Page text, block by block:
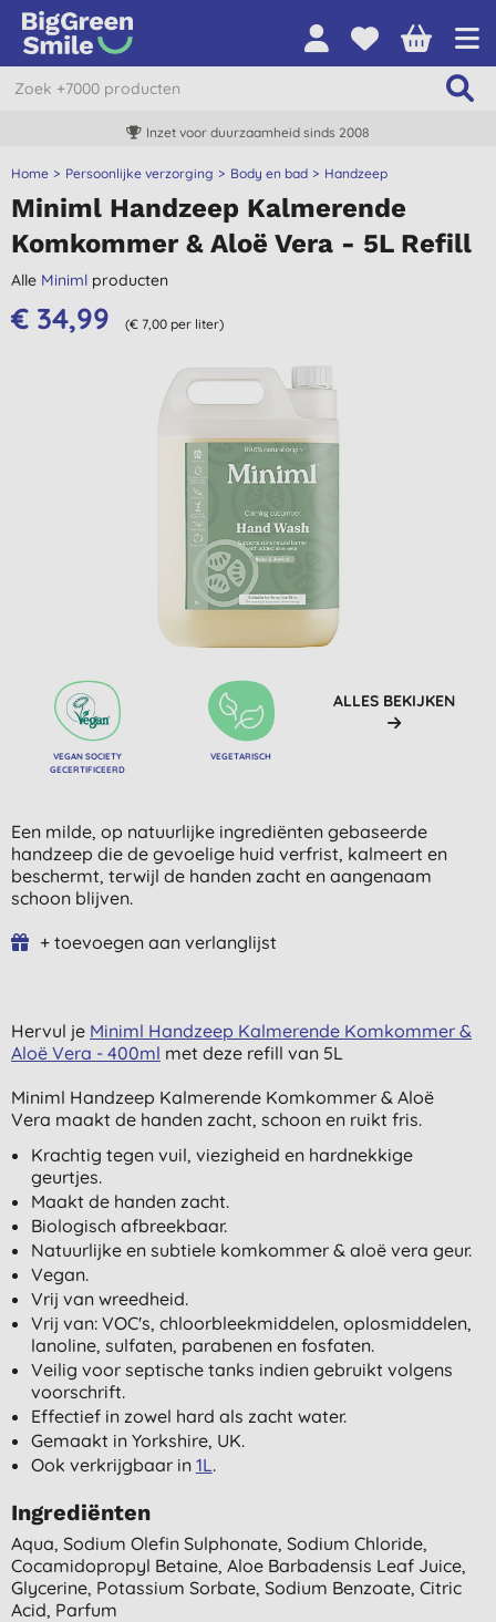
Inzet voor duurzaamheid sinds 2008
Home Persoonlijke verzorging Body en bad Handzeep
Miniml Handzeep Kalmerende
Komkommer & Aloë Vera - 5L Refill
Alle Miniml producten
€ 34,99 (€ 7,00 per liter)
VEGAN SOCIETY
GECERTIFICEERD
VEGETARISCH
ALLES BEKIJKEN
Een milde, op natuurlijke ingrediënten gebaseerde
handzeep die de gevoelige huid verfrist, kalmeert en
beschermt, terwijl de handen zacht en aangenaam
schoon blijven.
+ toevoegen aan verlanglijst
Hervul je Miniml Handzeep Kalmerende Komkommer &
Aloë Vera - 400ml met deze refill van 5L
Miniml Handzeep Kalmerende Komkommer & Aloë
Vera maakt de handen zacht, schoon en ruikt fris.
Krachtig tegen vuil, viezigheid en hardnekkige
geurtjes.
Maakt de handen zacht.
Biologisch afbreekbaar.
Natuurlijke en subtiele komkommer & aloë vera geur.
Vegan.
Vrij van wreedheid.
Vrij van: VOC's, chloorbleekmiddelen, oplosmiddelen,
lanoline, sulfaten, parabenen en fosfaten.
Veilig voor septische tanks indien gebruikt volgens
voorschrift.
Effectief in zowel hard als zacht water.
Gemaakt in Yorkshire, UK.
Ook verkrijgbaar in 1L.
Ingrediënten
Aqua, Sodium Olefin Sulphonate, Sodium Chloride,
Cocamidopropyl Betaine, Aloe Barbadensis Leaf Juice,
Glycerine, Potassium Sorbate, Sodium Benzoate, Citric
Acid, Parfum